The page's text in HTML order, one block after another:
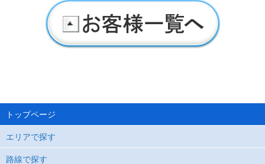
トップページ
エリアで探す
路線で探す